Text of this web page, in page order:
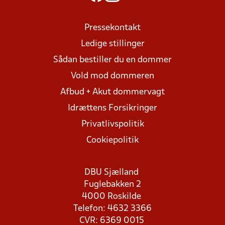
Pressekontakt
Ledige stillinger
Sådan bestiller du en dommer
Vold mod dommeren
Afbud + Akut dommervagt
Idrættens Forsikringer
Privatlivspolitik
Cookiepolitik
DBU Sjælland
Fuglebakken 2
4000 Roskilde
Telefon: 4632 3366
CVR: 6369 0015